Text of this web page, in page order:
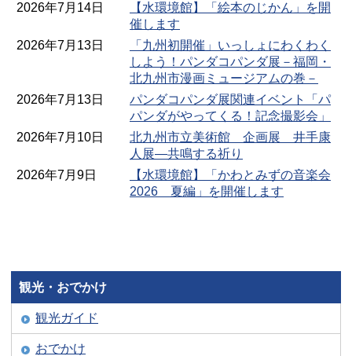
2026年7月14日
【水環境館】「絵本のじかん」を開
催します
2026年7月13日
「九州初開催」いっしょにわくわく
しよう！パンダコパンダ展－福岡・
北九州市漫画ミュージアムの巻－
2026年7月13日
パンダコパンダ展関連イベント「パ
パンダがやってくる！記念撮影会」
2026年7月10日
北九州市立美術館 企画展 井手康
人展―共鳴する祈り
2026年7月9日
【水環境館】「かわとみずの音楽会
2026 夏編」を開催します
観光・おでかけ
観光ガイド
おでかけ